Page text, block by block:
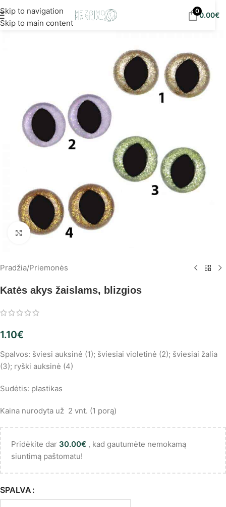
Skip to navigation
Skip to main content
eur!
00.00€
Spustelėkite, norėdami padidinti
Pradžia/Priemonės
Katės akys žaislams, blizgios
1.10€
Spalvos: šviesi auksinė (1); šviesiai violetinė (2); šviesiai žalia
(3); ryški auksinė (4)
Sudėtis: plastikas
Kaina nurodyta už 2 vnt. (1 porą)
Pridėkite dar 30.00€ , kad gautumėte nemokamą
siuntimą paštomatu!
SPALVA